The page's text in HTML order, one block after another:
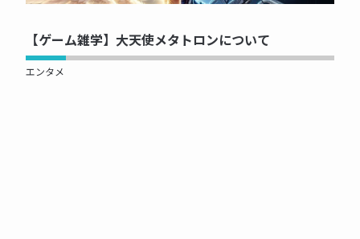
【ゲーム雑学】大天使メタトロンについて
エンタメ